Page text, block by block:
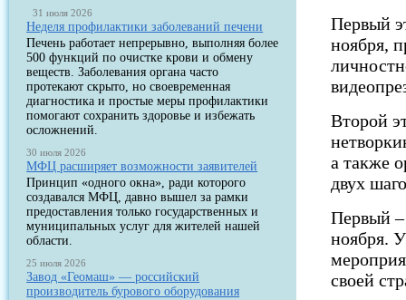
31 июля 2026
Неделя профилактики заболеваний печени
Печень работает непрерывно, выполняя более
500 функций по очистке крови и обмену
веществ. Заболевания органа часто
протекают скрыто, но своевременная
диагностика и простые меры профилактики
помогают сохранить здоровье и избежать
осложнений.
30 июля 2026
МФЦ расширяет возможности заявителей
Принцип «одного окна», ради которого
создавался МФЦ, давно вышел за рамки
предоставления только государственных и
муниципальных услуг для жителей нашей
области.
25 июля 2026
Завод «Геомаш» — российский
производитель бурового оборудования
Первый
ноября,
Второй
а также
двух
Первый –
ноября.
своей